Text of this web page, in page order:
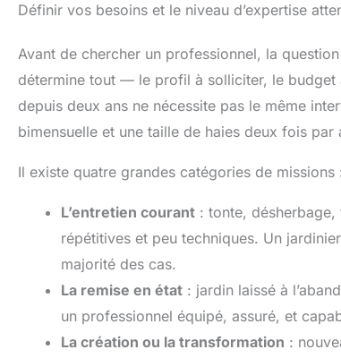
Définir vos besoins et le niveau d’expertise
Avant de chercher un professionnel, la
détermine tout — le profil à solliciter, le budget
depuis deux ans ne nécessite pas le même
bimensuelle et une taille de haies deux fois par
Il existe quatre grandes catégories de missions
L’entretien courant : tonte,
répétitives et peu techniques. Un
majorité des cas.
La remise en état : jardin laissé à
un professionnel équipé, assuré, et
La création ou la transformation :